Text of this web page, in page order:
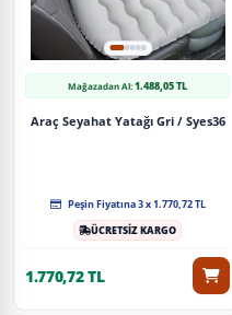
Mağazadan Al:1.488,05 TL
Araç Seyahat Yatağı Gri / Syes36
Peşin Fiyatına 3 x 1.770,72 TL
ÜCRETSİZ KARGO
1.770,72 TL